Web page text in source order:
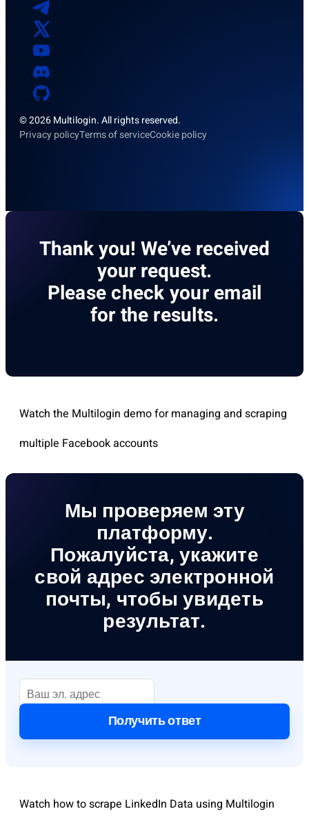
© 2026 Multilogin. All rights reserved.
Privacy policyTerms of serviceCookie policy
Thank you! We’ve received
your request.
Please check your email
for the results.
Watch the Multilogin demo for managing and scraping
multiple Facebook accounts
Мы проверяем эту
платформу.
Пожалуйста, укажите
свой адрес электронной
почты, чтобы увидеть
результат.
Получить ответ
Watch how to scrape LinkedIn Data using Multilogin